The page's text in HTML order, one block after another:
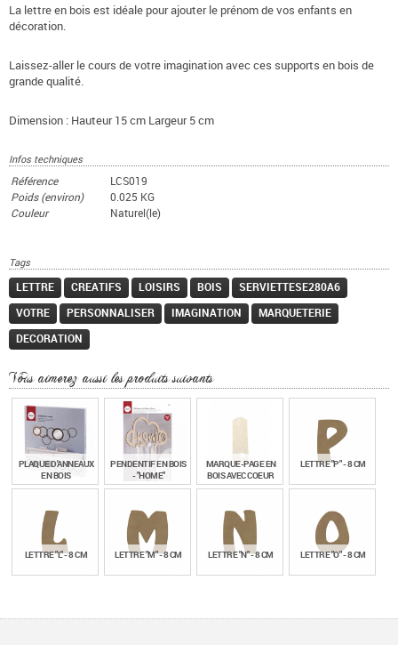
La lettre en bois est idéale pour ajouter le prénom de vos enfants en
décoration.
Laissez-aller le cours de votre imagination avec ces supports en bois de
grande qualité.
Dimension : Hauteur 15 cm Largeur 5 cm
Infos techniques
Référence
LCS019
Poids (environ)
0.025 KG
Couleur
Naturel(le)
Tags
LETTRE CREATIFS LOISIRS BOIS
SERVIETTESE280A6
VOTRE
PERSONNALISER IMAGINATION
MARQUETERIE
DECORATION
Vous aimerez aussi les produits suivants
PLAQUE D'ANNEAUX
EN BOIS
45,90
PENDENTIF EN BOIS
- "HOME"
8,90TTC
MARQUE-PAGE EN
BOIS AVEC COEUR
0,70
LETTRE "P" - 8 CM
1,30 €
TTC
LETTRE "L" - 8 CM
1,30TTC
LETTRE "M" - 8 CM
1,30TTC
LETTRE "N" - 8 CM
1,30TTC
LETTRE "O" - 8 CM
1,30TTC